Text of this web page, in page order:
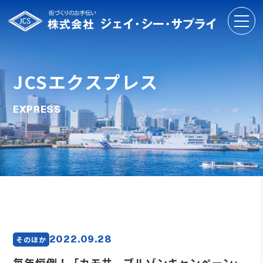
JCSエクスプレス
EXPRESS
そのほか 2022.09.28